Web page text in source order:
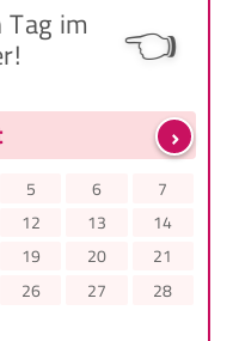
im 👈
›
5 6
7
12 13
14
19 20
21
26 27
28